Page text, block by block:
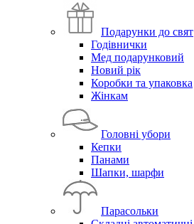
Подарунки до свят
Годівнички
Мед подарунковий
Новий рік
Коробки та упаковка
Жінкам
Головні убори
Кепки
Панами
Шапки, шарфи
Парасольки